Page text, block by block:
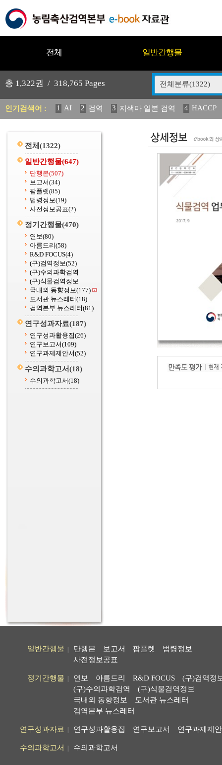
전체 일반간행물
총 1,322권 / 318,765 Pages 전체분류(1322)
인기검색어 : 1 AI 2 검역 3 지색마 일본 검역 4 HACCP
11 2025 12 중독성 식물 도감 13 媛 異 14
전체 (1322)
일반간행물(647)
단행본(507)
보고서(34)
팜플렛(85)
법령정보(19)
사전정보공표(2)
정기간행물(470)
연보(80)
아름드리(58)
R&D FOCUS(4)
(구)검역정보(52)
(구)수의과학검역
(구)식물검역정보
국내외 동향정보(177)
도서관 뉴스레터(18)
검역본부 뉴스레터(81)
연구성과자료(187)
연구성과활용집(26)
연구보고서(109)
연구과제제안서(52)
수의과학고서(18)
수의과학고서(18)
일반간행물 단행본 보고서 팜플렛
법령정보
사전정보공표
정기간행물 연보 아름드리 R&D FOCUS
(구)검역정
(구)수의과학검역
(구)식물검역정보
국내외 동향정보
도서관 뉴스레터
검역본부 뉴스레터
연구성과자료 연구성과활용집 연구보고서 연구과제제
수의과학고서 수의과학고서